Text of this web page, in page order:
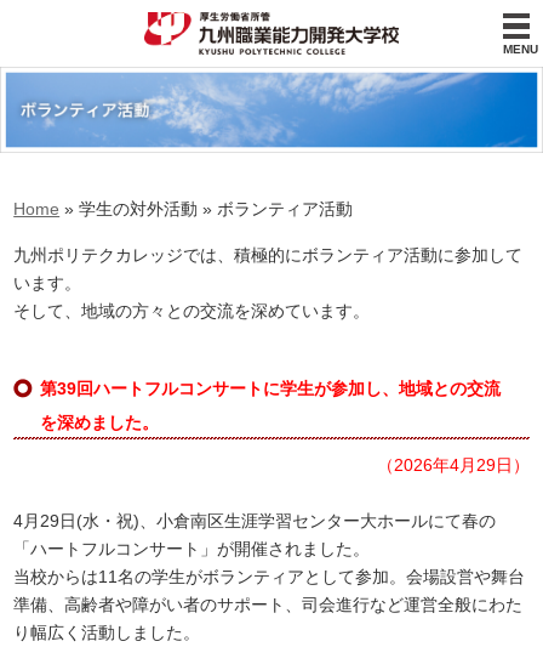
MENU
Home » 学生の対外活動 » ボランティア活動
九州ポリテクカレッジでは、積極的にボランティア活動に参加して
います。
そして、地域の方々との交流を深めています。
第39回ハートフルコンサートに学生が参加し、地域との交流
を深めました。
（2026年4月29日）
4月29日(水・祝)、小倉南区生涯学習センター大ホールにて春の
「ハートフルコンサート」が開催されました。
当校からは11名の学生がボランティアとして参加。会場設営や舞台
準備、高齢者や障がい者のサポート、司会進行など運営全般にわた
り幅広く活動しました。